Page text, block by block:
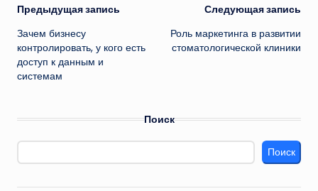
Навигация
записи
Предыдущая запись
Зачем бизнесу
контролировать, у кого есть
доступ к данным и
системам
Следующая запись
Роль маркетинга в развитии
стоматологической клиники
Поиск
Поиск